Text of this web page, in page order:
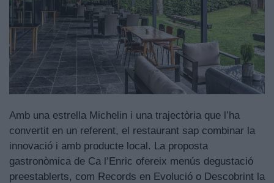
Amb una estrella Michelin i una trajectòria que l’ha
convertit en un referent, el restaurant sap combinar la
innovació i amb producte local. La proposta
gastronòmica de Ca l’Enric ofereix menús degustació
preestablerts, com Records en Evolució o Descobrint la